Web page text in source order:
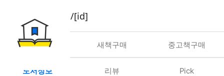
book/rent/[id]
대여 새책구매 중고책구매
도서정보 리뷰 Pick